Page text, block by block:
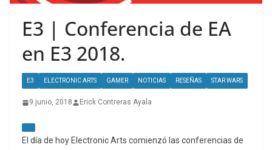
E3 | Conferencia de EA
en E3 2018.
E3 ELECTRONIC ARTS GAMER NOTICIAS RESEÑAS STAR WARS
9 junio, 2018 Erick Contreras Ayala
El día de hoy Electronic Arts comienzó las conferencias de